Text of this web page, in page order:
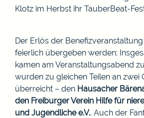
Klotz im Herbst ihr TauberBeat-
Der Erlös der
feierlich übergeben werden:
kamen am Veranstaltungsabend
wurden zu gleichen Teilen an zwei
überreicht – den Hausacher
den Freiburger Verein Hilfe für
und Jugendliche e.V.. Auch der